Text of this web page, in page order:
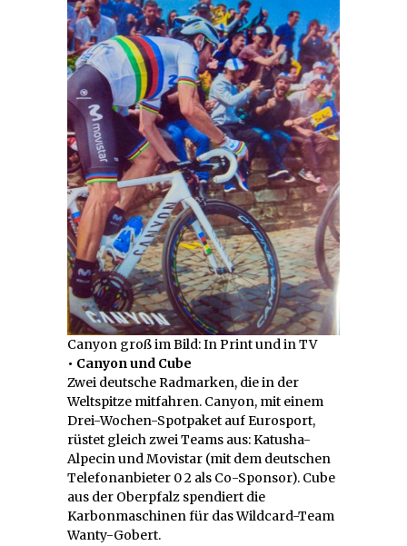
Canyon groß im Bild: In Print und in TV
• Canyon und Cube
Zwei deutsche Radmarken, die in der
Weltspitze mitfahren. Canyon, mit einem
Drei-Wochen-Spotpaket auf Eurosport,
rüstet gleich zwei Teams aus: Katusha-
Alpecin und Movistar (mit dem deutschen
Telefonanbieter 0 2 als Co-Sponsor). Cube
aus der Oberpfalz spendiert die
Karbonmaschinen für das Wildcard-Team
Wanty-Gobert.